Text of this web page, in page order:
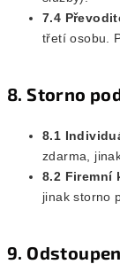
7.4
třetí osobu.
8. Storno
8.1
zdarma,
8.2 Firemní
jinak storno
9.